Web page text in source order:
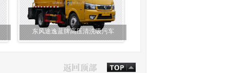
东风途逸蓝牌高压清洗吸污车